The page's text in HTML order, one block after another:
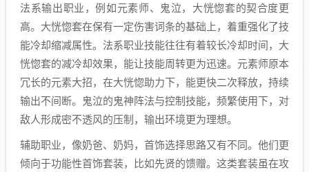
法系输出职业，例如元素师、鬼泣，大恍惚套的契合度更
高。大恍惚套在保有一定伤害词条的基础上，着重强化了技
能冷却缩减属性。法系职业技能往往有着较长冷却时间，大
恍惚套的减冷却效果，能让技能周转更为迅速。元素师原本
冗长的元素大招，在大恍惚助力下，能更快二次释放，持续
输出不间断。鬼泣的鬼神阵法与控制技能，频繁使用下，对
敌人形成密不透风的压制，输出环境更为理想。
辅助职业，像奶爸、奶妈，首饰选择思路又有不同。他们更
倾向于功能性首饰套装，比如先贤的馈赠。这类套装虽在攻